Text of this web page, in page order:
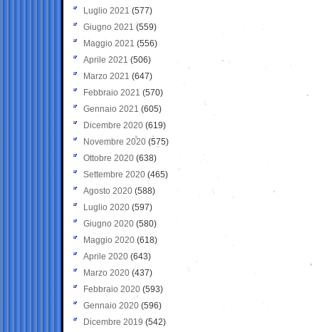
Luglio 2021 (577)
Giugno 2021(559)
Maggio 2021 (556)
Aprile 2021 (506)
Marzo 2021 (647)
Febbraio 2021 (570)
Gennaio 2021 (605)
Dicembre 2020 (619)
Novembre 2020 (575)
Ottobre 2020 (638)
Settembre 2020(465)
Agosto 2020 (588)
Luglio 2020 (597)
Giugno 2020 (580)
Maggio 2020 (618)
Aprile 2020 (643)
Marzo 2020 (437)
Febbraio 2020 (593)
Gennaio 2020 (596)
Dicembre 2019 (542)